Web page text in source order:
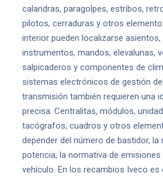
calandras, paragolpes, estribos,
pilotos, cerraduras y otros
interior pueden localizarse
instrumentos, mandos, elevalunas,
salpicaderos y componentes de
sistemas electrónicos de gestión
transmisión también requieren una
precisa. Centralitas, módulos,
tacógrafos, cuadros y otros
depender del número de bastidor, la
potencia, la normativa de emisiones
vehículo. En los recambios Iveco es